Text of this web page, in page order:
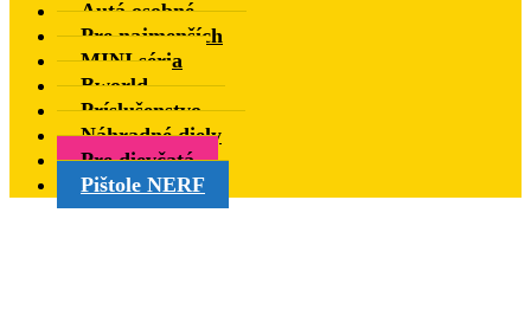
Autá osobné
Pre najmenších
MINI séria
Bworld
Príslušenstvo
Náhradné diely
Pre dievčatá
Pištole NERF